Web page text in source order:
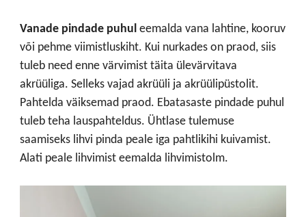
Vanade pindade puhuleemalda vana lahtine, kooruv
või pehme viimistluskiht. Kui nurkades on praod, siis
tuleb need enne värvimist täita ülevärvitava
akrüüliga. Selleks vajad akrüüli ja akrüülipüstolit.
Pahtelda väiksemad praod. Ebatasaste pindade puhul
tuleb teha lauspahteldus. Ühtlase tulemuse
saamiseks lihvi pinda peale iga pahtlikihi kuivamist.
Alati peale lihvimist eemalda lihvimistolm.